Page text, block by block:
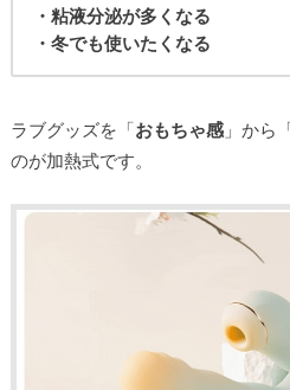
・粘液分泌が多くなる
・冬でも使いたくなる
ラブグッズを「おもちゃ感」から
のが加熱式です。